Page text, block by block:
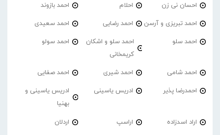
احسان نی زن احلام احمد بازوند
احمد تبریزی و آرسن احمد‌ رضایی احمد سعیدی
احمد سلو
احمد سلو و اشکان
کریمخانی
احمد سولو
احمد شامی احمد شیری احمد صفایی
احمدرضا پذیر ادریس یاسینی
ادریس یاسینی و
بهنیا
اراد اسدزاده اراسپ اردلان